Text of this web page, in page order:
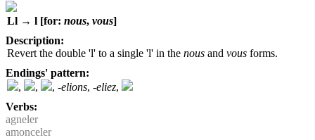
Ll → l [for: nous, vous]
Description:
Revert the double 'l' to a single 'l' in the nous and vous forms.
Endings' pattern:
,
, , -elions, -eliez,
Verbs:
agneler
amonceler